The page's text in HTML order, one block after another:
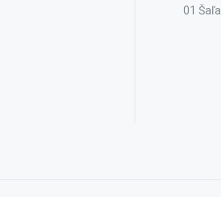
01 Šaľa